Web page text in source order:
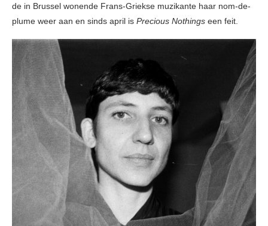
de in Brussel wonende Frans-Griekse muzikante haar nom-de-
plume weer aan en sinds april is Precious Nothings een feit.